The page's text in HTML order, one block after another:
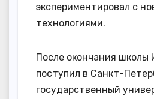
экспериментировал с
технологиями.
После окончания школы
поступил в Санкт-
государственный